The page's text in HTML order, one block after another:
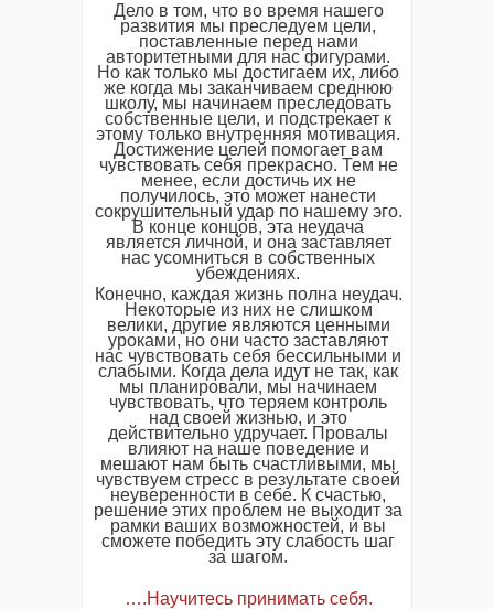
Дело в том, что во время нашего
развития мы преследуем цели,
поставленные перед нами
авторитетными для нас фигурами.
Но как только мы достигаем их, либо
же когда мы заканчиваем среднюю
школу, мы начинаем преследовать
собственные цели, и подстрекает к
этому только внутренняя мотивация.
Достижение целей помогает вам
чувствовать себя прекрасно. Тем не
менее, если достичь их не
получилось, это может нанести
сокрушительный удар по нашему эго.
В конце концов, эта неудача
является личной, и она заставляет
нас усомниться в собственных
убеждениях.
Конечно, каждая жизнь полна неудач.
Некоторые из них не слишком
велики, другие являются ценными
уроками, но они часто заставляют
нас чувствовать себя бессильными и
слабыми. Когда дела идут не так, как
мы планировали, мы начинаем
чувствовать, что теряем контроль
над своей жизнью, и это
действительно удручает. Провалы
влияют на наше поведение и
мешают нам быть счастливыми, мы
чувствуем стресс в результате своей
неуверенности в себе. К счастью,
решение этих проблем не выходит за
рамки ваших возможностей, и вы
сможете победить эту слабость шаг
за шагом.
….Научитесь принимать себя.